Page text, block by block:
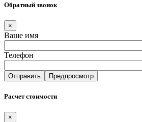
Обратный звонок
×
Ваше имя
Телефон
Расчет стоимости
×